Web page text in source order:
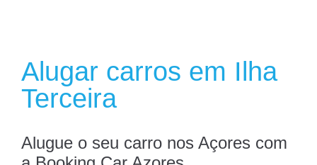
Alugar carros em Ilha
Terceira
Alugue o seu carro nos Açores com